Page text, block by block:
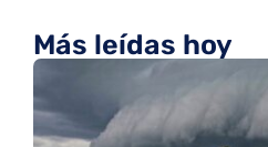
Más leídas hoy